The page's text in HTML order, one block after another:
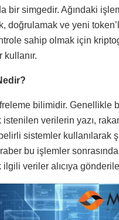
bir simgedir. Ağındaki
doğrulamak ve yeni
sahip olmak için
kullanır.
bilimidir. Genellikle
istenilen verilerin yazı,
sistemler kullanılarak
bu işlemler
ilgili veriler alıcıya